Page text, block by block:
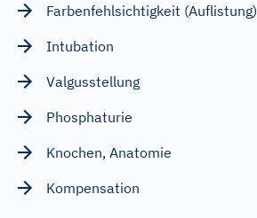
Farbenfehlsichtigkeit (Auflistung)
Intubation
Valgusstellung
Phosphaturie
Knochen, Anatomie
Kompensation